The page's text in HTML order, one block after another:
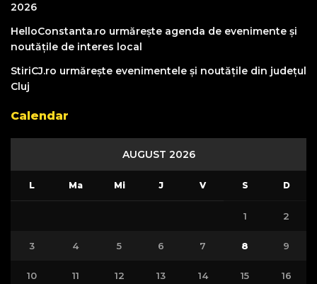
2026
HelloConstanta.ro urmărește agenda de evenimente și
noutățile de interes local
StiriCJ.ro urmărește evenimentele și noutățile din județul
Cluj
Calendar
AUGUST 2026
L Ma Mi J V S D
1 2
3 4 5 6 7 8 9
10 11 12 13 14 15 16